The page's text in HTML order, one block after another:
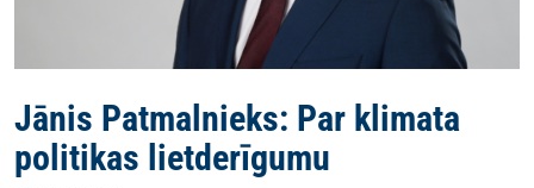
Jānis Patmalnieks: Par klimata
politikas lietderīgumu